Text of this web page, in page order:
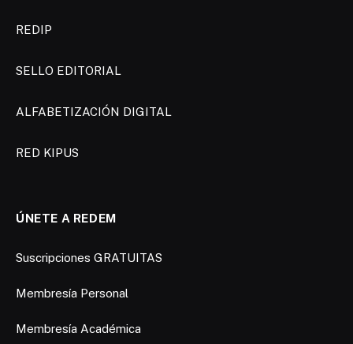
REDIP
SELLO EDITORIAL
ALFABETIZACIÓN DIGITAL
RED KIPUS
ÚNETE A REDEM
Suscripciones GRATUITAS
Membresía Personal
Membresía Académica